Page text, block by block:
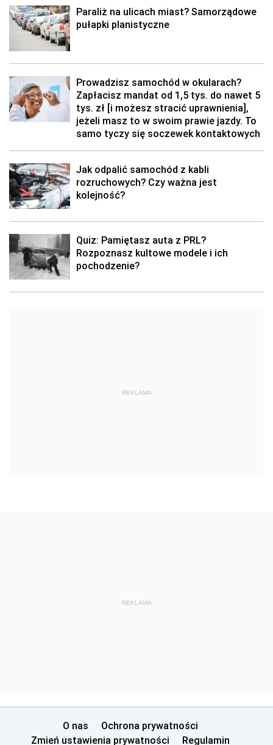
Paraliż na ulicach miast? Samorządowe
pułapki planistyczne
Prowadzisz samochód w okularach?
Zapłacisz mandat od 1,5 tys. do nawet 5
tys. zł [i możesz stracić uprawnienia],
jeżeli masz to w swoim prawie jazdy. To
samo tyczy się soczewek kontaktowych
Jak odpalić samochód z kabli
rozruchowych? Czy ważna jest
kolejność?
Quiz: Pamiętasz auta z PRL?
Rozpoznasz kultowe modele i ich
pochodzenie?
REKLAMA
REKLAMA
O nas
Ochrona prywatności
Zmień ustawienia prywatności
Regulamin